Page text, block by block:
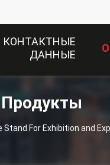
КОНТАКТНЫЕ
ДАННЫЕ
For Exhibition and